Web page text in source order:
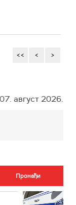
<< < >
август 2026.